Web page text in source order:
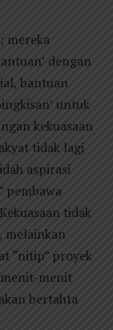
mereka
dengan
bantuan
untuk
kekuasaan
tidak lagi
aspirasi
pembawa
tidak
melainkan
“nitip” proyek
menit-menit
bertahta